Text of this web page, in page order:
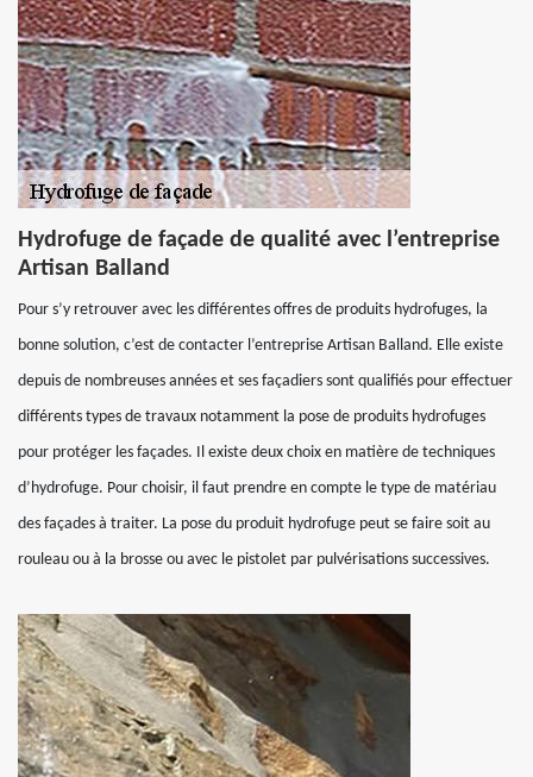
Hydrofuge de façade de qualité avec l’entreprise
Artisan Balland
Pour s’y retrouver avec les différentes offres de produits hydrofuges, la
bonne solution, c’est de contacter l’entreprise Artisan Balland. Elle existe
depuis de nombreuses années et ses façadiers sont qualifiés pour effectuer
différents types de travaux notamment la pose de produits hydrofuges
pour protéger les façades. Il existe deux choix en matière de techniques
d’hydrofuge. Pour choisir, il faut prendre en compte le type de matériau
des façades à traiter. La pose du produit hydrofuge peut se faire soit au
rouleau ou à la brosse ou avec le pistolet par pulvérisations successives.